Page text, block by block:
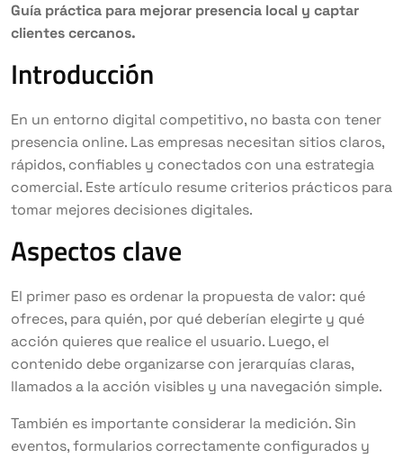
Guía práctica para mejorar presencia local y captar
clientes cercanos.
Introducción
En un entorno digital competitivo, no basta con tener
presencia online. Las empresas necesitan sitios claros,
rápidos, confiables y conectados con una estrategia
comercial. Este artículo resume criterios prácticos para
tomar mejores decisiones digitales.
Aspectos clave
El primer paso es ordenar la propuesta de valor: qué
ofreces, para quién, por qué deberían elegirte y qué
acción quieres que realice el usuario. Luego, el
contenido debe organizarse con jerarquías claras,
llamados a la acción visibles y una navegación simple.
También es importante considerar la medición. Sin
eventos, formularios correctamente configurados y